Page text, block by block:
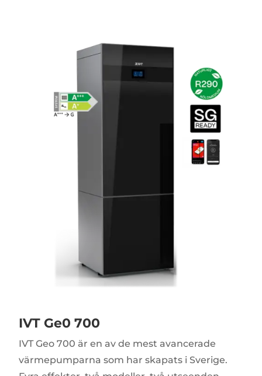
IVT Ge0 700
IVT Geo 700 är en av de mest avancerade
värmepumparna som har skapats i Sverige.